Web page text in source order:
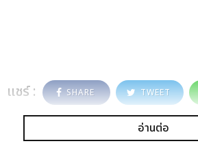
แชร์ : SHARE TWEET
อ่านต่อ